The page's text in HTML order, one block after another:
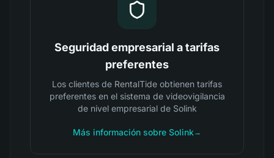
Seguridad empresarial a tarifas
preferentes
Los clientes de RentalTide obtienen tarifas
preferentes en el sistema de videovigilancia
de nivel empresarial de Solink
Más información sobre Solink →